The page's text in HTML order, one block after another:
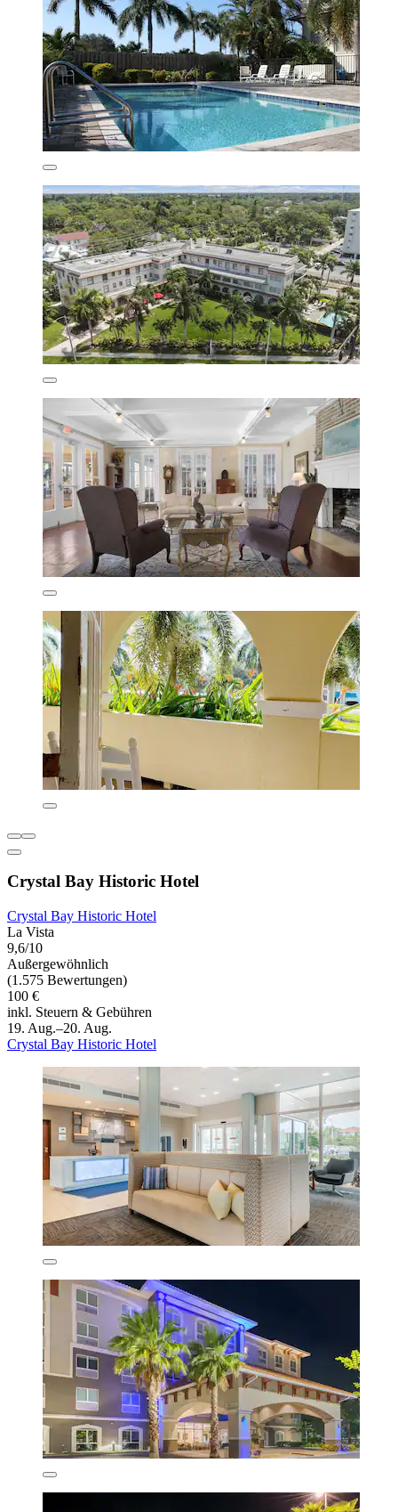
Crystal Bay Historic Hotel
Crystal Bay Historic Hotel
La Vista
9,6/10
Außergewöhnlich
(1.575 Bewertungen)
100 €
inkl. Steuern & Gebühren
19. Aug.–20. Aug.
Crystal Bay Historic Hotel